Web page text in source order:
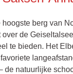
berg van
de
te bieden. Het
de natuurlijke